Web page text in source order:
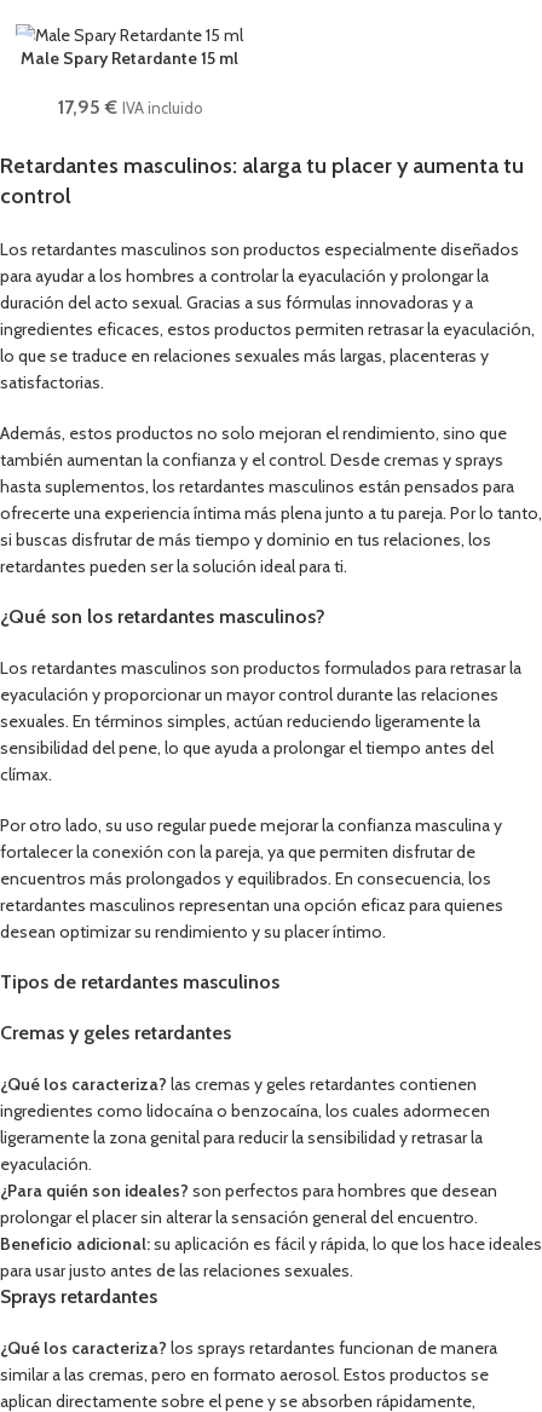
Male Spary Retardante 15 ml
17,95€ IVA incluido
Retardantes masculinos: alarga tu placer y aumenta tu
control
Los retardantes masculinos son productos especialmente diseñados
para ayudar a los hombres a controlar la eyaculación y prolongar la
duración del acto sexual. Gracias a sus fórmulas innovadoras y a
ingredientes eficaces, estos productos permiten retrasar la eyaculación,
lo que se traduce en relaciones sexuales más largas, placenteras y
satisfactorias.
Además, estos productos no solo mejoran el rendimiento, sino que
también aumentan la confianza y el control. Desde cremas y sprays
hasta suplementos, los retardantes masculinos están pensados para
ofrecerte una experiencia íntima más plena junto a tu pareja. Por lo tanto,
si buscas disfrutar de más tiempo y dominio en tus relaciones, los
retardantes pueden ser la solución ideal para ti.
¿Qué son los retardantes masculinos?
Los retardantes masculinos son productos formulados para retrasar la
eyaculación y proporcionar un mayor control durante las relaciones
sexuales. En términos simples, actúan reduciendo ligeramente la
sensibilidad del pene, lo que ayuda a prolongar el tiempo antes del
clímax.
Por otro lado, su uso regular puede mejorar la confianza masculina y
fortalecer la conexión con la pareja, ya que permiten disfrutar de
encuentros más prolongados y equilibrados. En consecuencia, los
retardantes masculinos representan una opción eficaz para quienes
desean optimizar su rendimiento y su placer íntimo.
Tipos de retardantes masculinos
Cremas y geles retardantes
¿Qué los caracteriza? las cremas y geles retardantes contienen
ingredientes como lidocaína o benzocaína, los cuales adormecen
ligeramente la zona genital para reducir la sensibilidad y retrasar la
eyaculación.
¿Para quién son ideales? son perfectos para hombres que desean
prolongar el placer sin alterar la sensación general del encuentro.
Beneficio adicional:su aplicación es fácil y rápida, lo que los hace ideales
para usar justo antes de las relaciones sexuales.
Sprays retardantes
¿Qué los caracteriza? los sprays retardantes funcionan de manera
similar a las cremas, pero en formato aerosol. Estos productos se
aplican directamente sobre el pene y se absorben rápidamente,